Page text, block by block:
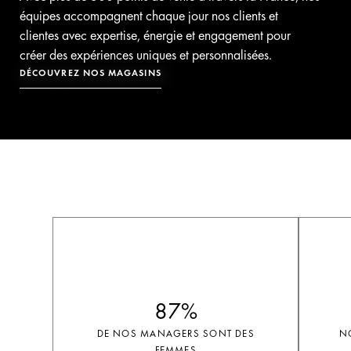
équipes accompagnent chaque jour nos clients et
clientes avec expertise, énergie et engagement pour
créer des expériences uniques et personnalisées.
DÉCOUVREZ NOS MAGASINS
87%
DE NOS MANAGERS SONT DES